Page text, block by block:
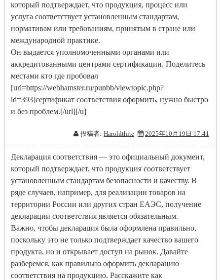
который подтверждает, что продукция, процесс или
услуга соответствует установленным стандартам,
нормативам или требованиям, принятым в стране или
международной практике.
Он выдается уполномоченными органами или
аккредитованными центрами сертификации. Поделитесь
местами кто где пробовал
[url=https://webhamster.ru/punbb/viewtopic.php?
id=393]сертификат соответствия оформить, нужно быстро
и без проблем.[/url][/u]
投稿者: Haroldthite 2025年10月19日 17:41
Декларация соответствия — это официальный документ,
который подтверждает, что продукция соответствует
установленным стандартам безопасности и качеству. В
ряде случаев, например, для реализации товаров на
территории России или других стран ЕАЭС, получение
декларации соответствия является обязательным.
Важно, чтобы декларация была оформлена правильно,
поскольку это не только подтверждает качество вашего
продукта, но и открывает доступ на рынок. Давайте
разберемся, как правильно оформить декларацию
соответствия на продукцию. Расскажите как